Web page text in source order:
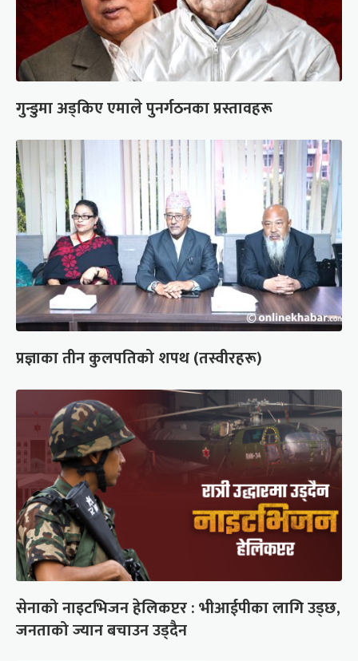
गुन्डुमा अड्किए एमाले पुनर्गठनका प्रस्तावहरू
प्रज्ञाका तीन कुलपतिको शपथ (तस्वीरहरू)
सेनाको नाइटभिजन हेलिकप्टर : भीआईपीका लागि उड्छ,
जनताको ज्यान बचाउन उड्दैन